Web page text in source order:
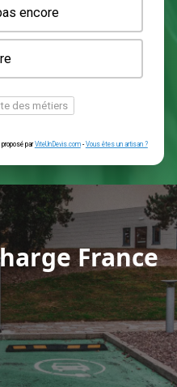
(type greenup)
simple prise
pas encore
Autre
à la liste des métiers
- Service proposé parViteUnDevis.com-Vous
France